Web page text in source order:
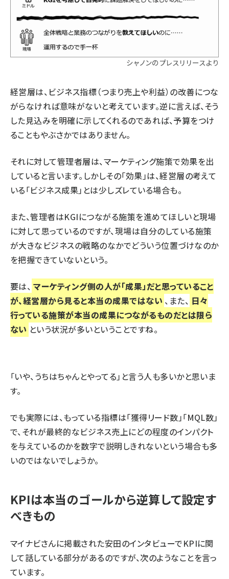
シャノンのプレスリリースより
経営層は、ビジネス指標（つまり売上や利益）の改善につな
がらなければ意味がないと考えています。逆に言えば、そう
した見込みを明確に示してくれるのであれば、予算をつけ
ることもやぶさかではありません。
それに対して管理者層は、マーケティング施策で効果を出
していると言います。しかしその「効果」は、経営層の考えて
いる「ビジネス成果」とは少しズレている場合も。
また、管理者はKGIにつながる施策を進めてほしいと現場
に対して思っているのですが、現場は自分のしている施策
が大きなビジネスの戦略のなかでどういう位置づけなのか
を把握できていないという。
要は、 マーケティング側の人が「成果」だと思っていること
が、経営層から見ると本当の成果ではない 、また、 日々
行っている施策が本当の成果につながるものだとは限ら
ない という状況が多いということですね。
「いや、うちはちゃんとやってる」と言う人も多いかと思いま
す。
でも実際には、もっている指標は「獲得リード数」「MQL数」
で、それが最終的なビジネス売上にどの程度のインパクト
を与えているのかを数字で説明しきれないという場合も多
いのではないでしょうか。
KPIは本当のゴールから逆算して設定す
べきもの
マイナビさんに掲載された安田のインタビューでKPIに関
して話している部分があるのですが、次のようなことを言っ
ています。